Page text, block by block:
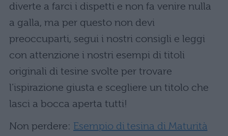
diverte a farci i dispetti e non fa venire nulla
a galla, ma per questo non devi
preoccuparti, segui i nostri consigli e leggi
con attenzione i nostri esempi di titoli
originali di tesine svolte per trovare
l’ispirazione giusta e scegliere un titolo che
lasci a bocca aperta tutti!
Non perdere: Esempio di tesina di Maturità